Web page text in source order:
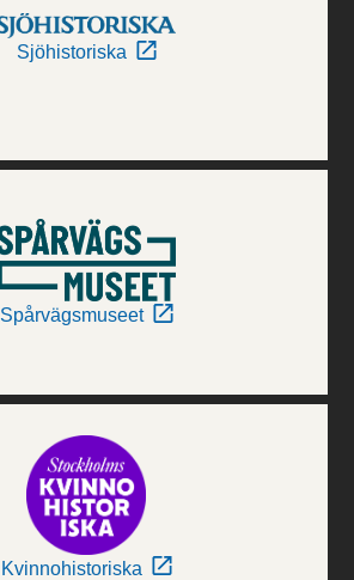
Sjöhistoriska
Spårvägsmuseet
Kvinnohistoriska